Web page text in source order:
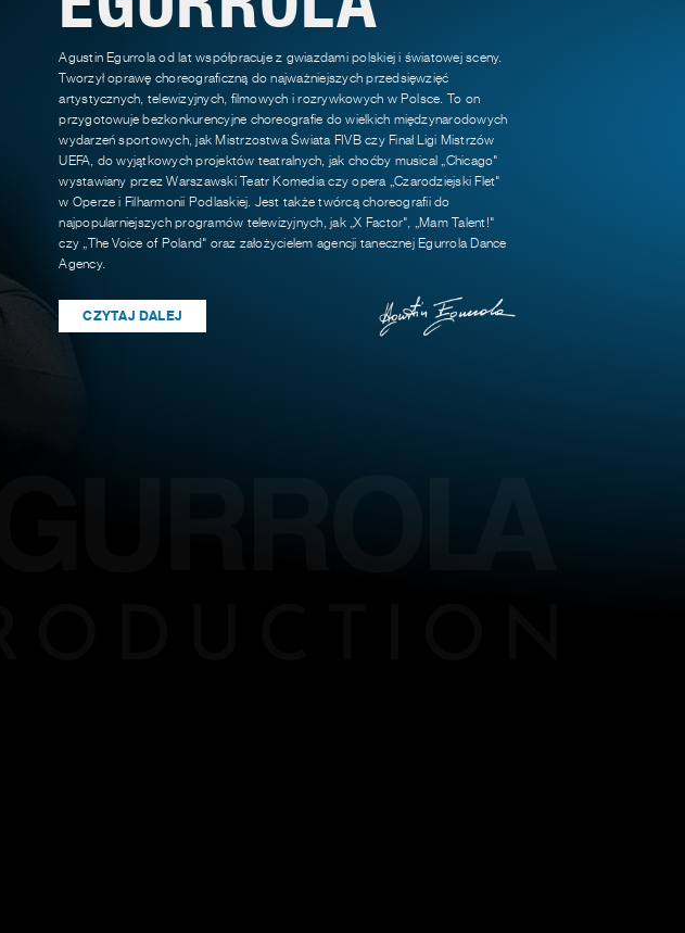
Agustin Egurrola od lat współpracuje z gwiazdami polskiej i światowej sceny.
Tworzył oprawę choreograficzną do najważniejszych przedsięwzięć
artystycznych, telewizyjnych, filmowych i rozrywkowych w Polsce. To on
przygotowuje bezkonkurencyjne choreografie do wielkich międzynarodowych
wydarzeń sportowych, jak Mistrzostwa Świata FIVB czy Finał Ligi Mistrzów
UEFA, do wyjątkowych projektów teatralnych, jak choćby musical „Chicago"
wystawiany przez Warszawski Teatr Komedia czy opera „Czarodziejski Flet"
w Operze i Filharmonii Podlaskiej. Jest także twórcą choreografii do
najpopularniejszych programów telewizyjnych, jak „X Factor", „Mam Talent!"
czy „The Voice of Poland" oraz założycielem agencji tanecznej Egurrola Dance
Agency.
CZYTAJ DALEJ